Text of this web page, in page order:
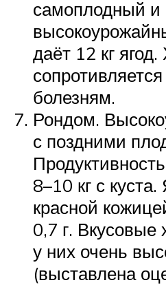
самоплодный и
даёт 12 кг
болезням.
Рондом.
с поздними
8–10 кг с
красной
0,7 г. Вкусовые
у них очень
(выставлена